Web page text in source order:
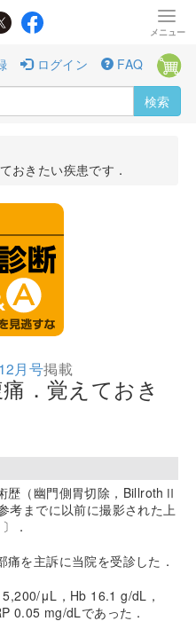
ログイン FAQ
検索
おきたい疾患です．
月号掲載
．覚えておき
歴（幽門側胃切除，BillrothⅡ
考までに以前に撮影された上
．
を主訴に当院を受診した．
μL，Hb 16.1 g/dL，
0.05 mg/dLであった．